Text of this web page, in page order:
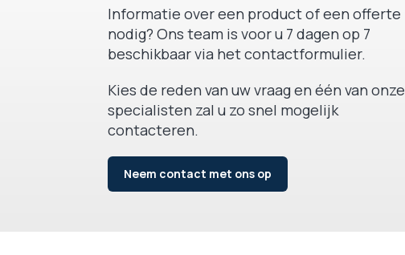
Informatie over een product of een offerte
nodig? Ons team is voor u 7 dagen op 7
beschikbaar via het contactformulier.
Kies de reden van uw vraag en één van onze
specialisten zal u zo snel mogelijk
contacteren.
Neem contact met ons op